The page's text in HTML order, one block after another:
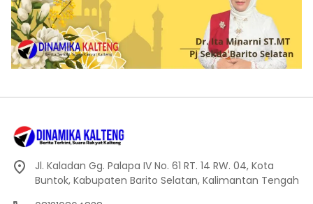
Jl. Kaladan Gg. Palapa IV No. 61 RT. 14 RW. 04, Kota
Buntok, Kabupaten Barito Selatan, Kalimantan Tengah